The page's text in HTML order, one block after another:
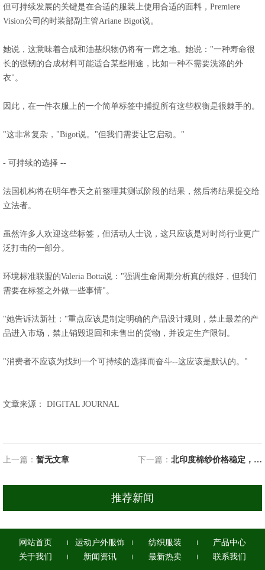
但可持续发展的关键是在合适的服装上使用合适的面料，Premiere
Vision公司的时装部副主管Ariane Bigot说。
她说，这意味着合成和油基织物仍将有一席之地。她说："一种寿命很
长的强韧的合成材料可能适合某些用途，比如一种不需要洗涤的外
衣"。
因此，在一件衣服上的一个简单标签中捕捉所有这些权衡是很棘手的。
"这非常复杂，"Bigot说。"但我们需要让它启动。"
- 可持续的选择 --
法国机构将在明年春天之前整理其测试阶段的结果，然后将结果提交给
立法者。
虽然许多人欢迎这些标签，但活动人士说，这只应该是对时尚行业更广
泛打击的一部分。
环境标准联盟的Valeria Botta说："强调生命周期分析真的很好，但我们
需要在标签之外做一些事情"。
"她告诉法新社："重点应该是制定明确的产品设计规则，禁止最差的产
品进入市场，禁止销毁退回和未售出的货物，并设定生产限制。
"消费者不应该为找到一个可持续的选择而奋斗--这应该是默认的。"
文章来源： DIGITAL JOURNAL
上一篇： 暂无文章 下一篇： 北印度棉纱价格稳定，帕尼帕特地区再生聚酯纤维价格下降
推荐新闻
网站首页 运动户外服饰 纺织服装
产品中心
关于我们
新闻资讯 最新热卖 联系我们